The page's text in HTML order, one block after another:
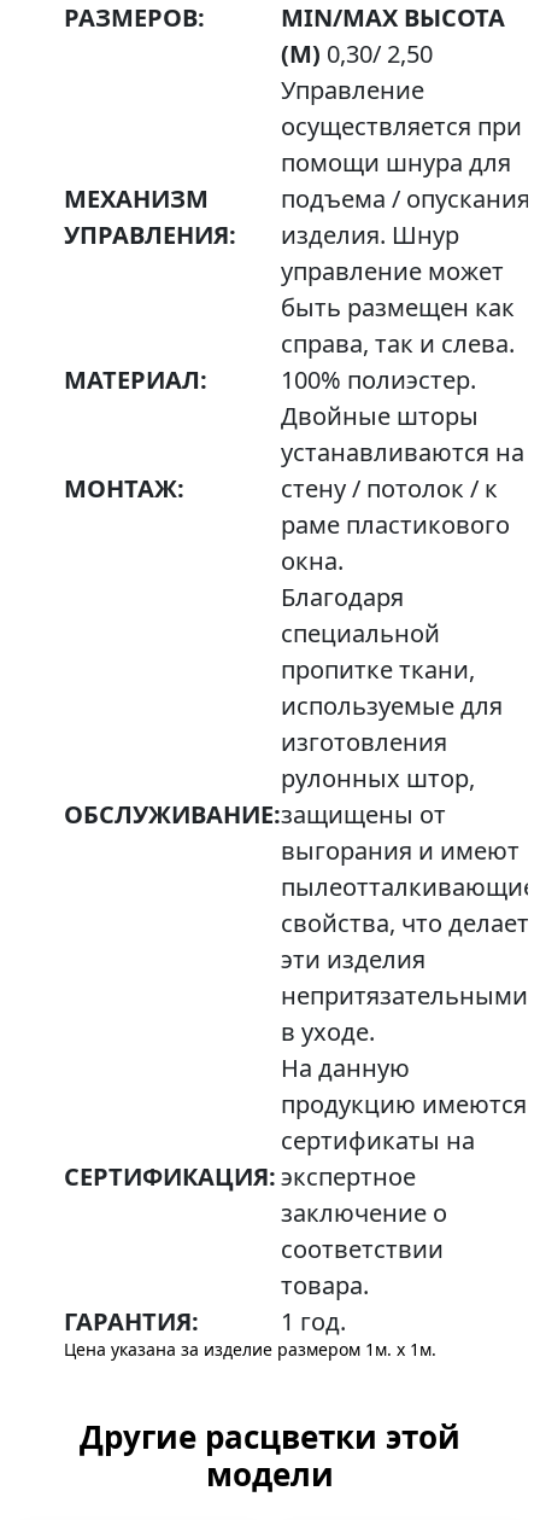
РАЗМЕРОВ:
MIN/MAX ВЫСОТА
(М) 0,30/ 2,50
МЕХАНИЗМ
УПРАВЛЕНИЯ:
Управление
осуществляется при
помощи шнура для
подъема / опускания
изделия. Шнур
управление может
быть размещен как
справа, так и слева.
МАТЕРИАЛ:
100% полиэстер.
МОНТАЖ:
Двойные шторы
устанавливаются на
стену / потолок / к
раме пластикового
окна.
ОБСЛУЖИВАНИЕ:
Благодаря
специальной
пропитке ткани,
используемые для
изготовления
рулонных штор,
защищены от
выгорания и имеют
пылеотталкивающие
свойства, что делает
эти изделия
непритязательными
в уходе.
СЕРТИФИКАЦИЯ:
На данную
продукцию имеются
сертификаты на
экспертное
заключение о
соответствии
товара.
ГАРАНТИЯ:
1 год.
Цена указана за изделие размером 1м. x 1м.
Другие расцветки этой
модели